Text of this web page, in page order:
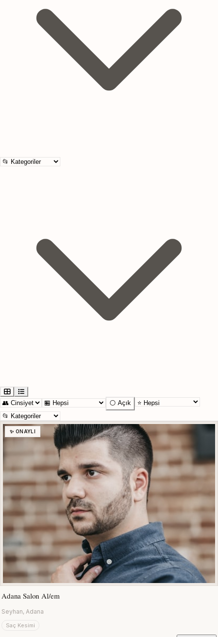
⚪ Açık
✨ ONAYLI
Adana Salon Al/em
Seyhan, Adana
Saç Kesimi